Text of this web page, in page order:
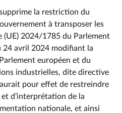
la restriction du
à transposer les
(UE) 2024/1785 du Parlement
24 avril 2024 modifiant la
européen et du
industrielles, dite directive
pour effet de restreindre
d’interprétation de la
nationale, et ainsi